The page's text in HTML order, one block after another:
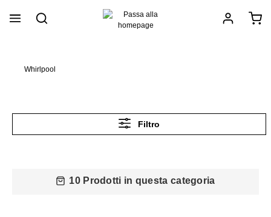
principale
Whirlpool
Filtro
10 Prodotti in questa categoria